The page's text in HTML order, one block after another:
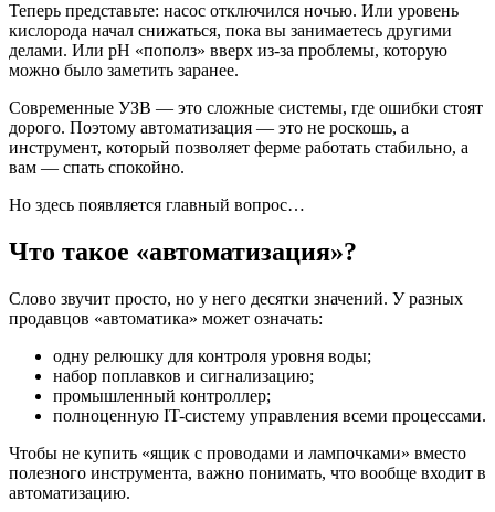
Теперь представьте: насос отключился ночью. Или уровень
кислорода начал снижаться, пока вы занимаетесь другими
делами. Или pH «пополз» вверх из-за проблемы, которую
можно было заметить заранее.
Современные УЗВ — это сложные системы, где ошибки стоят
дорого. Поэтому автоматизация — это не роскошь, а
инструмент, который позволяет ферме работать стабильно, а
вам — спать спокойно.
Но здесь появляется главный вопрос…
Что такое «автоматизация»?
Слово звучит просто, но у него десятки значений. У разных
продавцов «автоматика» может означать:
одну релюшку для контроля уровня воды;
набор поплавков и сигнализацию;
промышленный контроллер;
полноценную IT-систему управления всеми процессами.
Чтобы не купить «ящик с проводами и лампочками» вместо
полезного инструмента, важно понимать, что вообще входит в
автоматизацию.